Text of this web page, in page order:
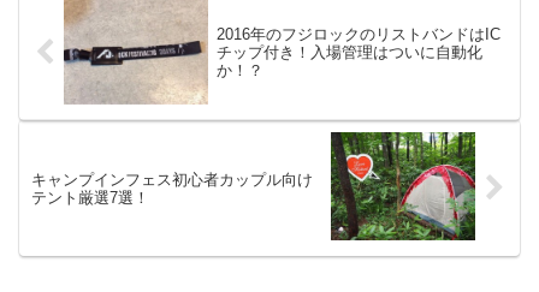
2016年のフジロックのリストバンドはIC
チップ付き！入場管理はついに自動化
か！？
キャンプインフェス初心者カップル向け
テント厳選7選！